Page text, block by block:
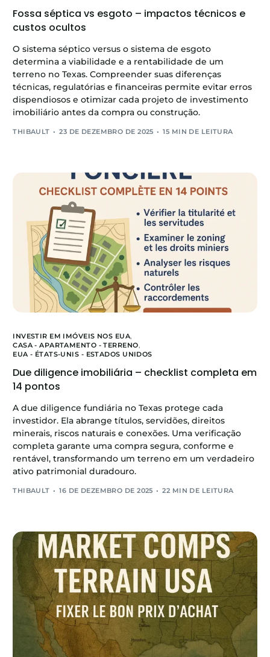
Fossa séptica vs esgoto – impactos técnicos e
custos ocultos
O sistema séptico versus o sistema de esgoto
determina a viabilidade e a rentabilidade de um
terreno no Texas. Compreender suas diferenças
técnicas, regulatórias e financeiras permite evitar erros
dispendiosos e otimizar cada projeto de investimento
imobiliário antes da compra ou construção.
THIBAULT 23 DE DEZEMBRO DE 2025 15 MIN DE LEITURA
INVESTIR EM IMÓVEIS NOS EUA,
CASA - APARTAMENTO - TERRENO,
EUA - ÉTATS-UNIS - ESTADOS UNIDOS
Due diligence imobiliária – checklist completa em
14 pontos
A due diligence fundiária no Texas protege cada
investidor. Ela abrange títulos, servidões, direitos
minerais, riscos naturais e conexões. Uma verificação
completa garante uma compra segura, conforme e
rentável, transformando um terreno em um verdadeiro
ativo patrimonial duradouro.
THIBAULT 16 DE DEZEMBRO DE 2025 22 MIN DE LEITURA